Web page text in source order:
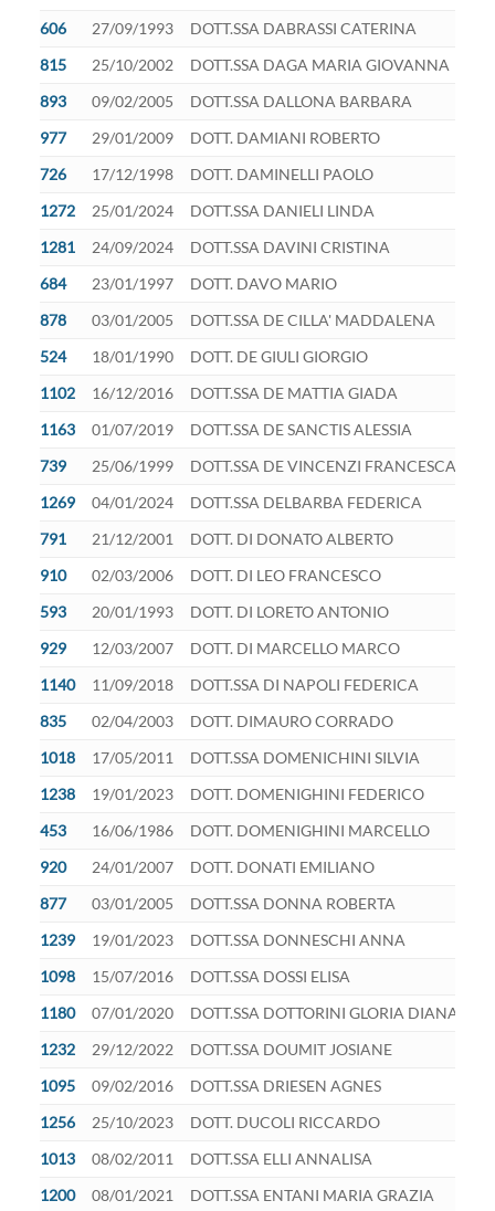
606
27/09/1993
DOTT.SSA DABRASSI CATERINA
815
25/10/2002
DOTT.SSA DAGA MARIA GIOVANNA
893
09/02/2005
DOTT.SSA DALLONA BARBARA
977
29/01/2009
DOTT. DAMIANI ROBERTO
726
17/12/1998
DOTT. DAMINELLI PAOLO
1272
25/01/2024
DOTT.SSA DANIELI LINDA
1281
24/09/2024
DOTT.SSA DAVINI CRISTINA
684
23/01/1997
DOTT. DAVO MARIO
878
03/01/2005
DOTT.SSA DE CILLA' MADDALENA
524
18/01/1990
DOTT. DE GIULI GIORGIO
1102
16/12/2016
DOTT.SSA DE MATTIA GIADA
1163
01/07/2019
DOTT.SSA DE SANCTIS ALESSIA
739
25/06/1999
DOTT.SSA DE VINCENZI FRANCESCA
1269
04/01/2024
DOTT.SSA DELBARBA FEDERICA
791
21/12/2001
DOTT. DI DONATO ALBERTO
910
02/03/2006
DOTT. DI LEO FRANCESCO
593
20/01/1993
DOTT. DI LORETO ANTONIO
929
12/03/2007
DOTT. DI MARCELLO MARCO
1140
11/09/2018
DOTT.SSA DI NAPOLI FEDERICA
835
02/04/2003
DOTT. DIMAURO CORRADO
1018
17/05/2011
DOTT.SSA DOMENICHINI SILVIA
1238
19/01/2023
DOTT. DOMENIGHINI FEDERICO
453
16/06/1986
DOTT. DOMENIGHINI MARCELLO
920
24/01/2007
DOTT. DONATI EMILIANO
877
03/01/2005
DOTT.SSA DONNA ROBERTA
1239
19/01/2023
DOTT.SSA DONNESCHI ANNA
1098
15/07/2016
DOTT.SSA DOSSI ELISA
1180
07/01/2020
DOTT.SSA DOTTORINI GLORIA DIANA
1232
29/12/2022
DOTT.SSA DOUMIT JOSIANE
1095
09/02/2016
DOTT.SSA DRIESEN AGNES
1256
25/10/2023
DOTT. DUCOLI RICCARDO
1013
08/02/2011
DOTT.SSA ELLI ANNALISA
1200
08/01/2021
DOTT.SSA ENTANI MARIA GRAZIA